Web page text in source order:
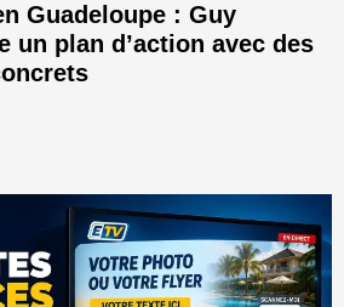
Guadeloupe : Guy
un plan d’action avec des